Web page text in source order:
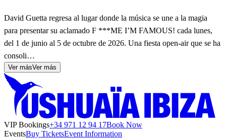
David Guetta regresa al lugar donde la música se une a la magia
para presentar su aclamado F ***ME I’M FAMOUS! cada lunes,
del 1 de junio al 5 de octubre de 2026. Una fiesta open-air que se ha
consoli…
Ver másVer más
VIP Bookings+34 971 12 94 17Book Now
EventsBuy TicketsEvent Information